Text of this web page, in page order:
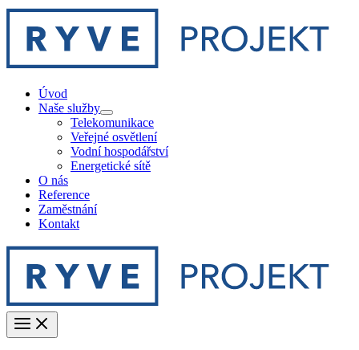
Skip
content
Úvod
Naše služby
Telekomunikace
Veřejné osvětlení
Vodní hospodářství
Energetické sítě
O nás
Reference
Zaměstnání
Kontakt